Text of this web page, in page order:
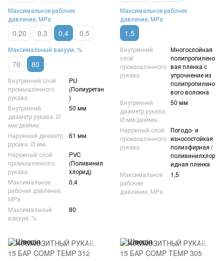
Максимальное рабочее
давление, MPa
0,20 0,3 0,4 0,5
Максимальный вакуум, %
70 80
Внутренний слой
промышленного
рукава
PU
(Полиуретан
)
Внутренний
диаметр рукава, Ø
мм/дюймы
50 мм
Наружный диаметр
рукава, Ø мм.
61 мм
Наружный слой
промышленного
рукава
PVC
(Поливинил
хлорид)
Максимальное
рабочее давление,
MPa
0,4
Максимальный
вакуум, %
80
Максимальное рабочее
давление, MPa
1,5
Внутренний
слой
промышленного
рукава
Многослойная
полипропилено
вая пленка c
упрочнение из
полипропилено
вого волокна
Внутренний
диаметр рукава,
Ø мм/дюймы
50 мм
Наружный слой
промышленного
рукава
Погодо- и
износостойкая
полиэфирная /
поливинилхлор
идная пленка
Максимальное
рабочее
давление, MPa
1,5